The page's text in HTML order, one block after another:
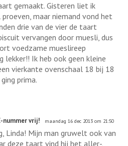
gemaakt. Gisteren liet ik
proeven, maar niemand vond het
drie van de vier de taart
vervangen door muesli, dus
voedzame mueslireep
lekker!! Ik heb ook geen kleine
vierkante ovenschaal 18 bij 18
prima.
nummer vrij! maandag 16 dec 2013 om 21:50
Linda! Mijn man gruwelt ook van
deze taart vind hij het aller-,